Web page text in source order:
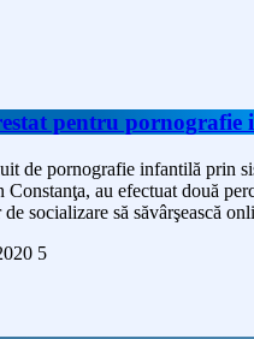
pentru pornografie
de pornografie infantilă prin
au efectuat două
socializare să săvârşească
5